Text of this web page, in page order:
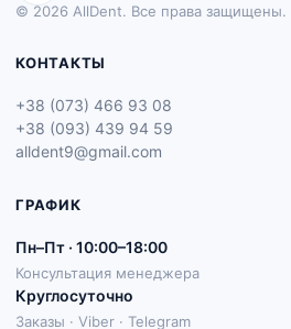
© 2026 AllDent. Все права защищены.
КОНТАКТЫ
+38 (073) 466 93 08
+38 (093) 439 94 59
alldent9@gmail.com
ГРАФИК
Пн–Пт · 10:00–18:00
Консультация менеджера
Круглосуточно
Заказы · Viber · Telegram